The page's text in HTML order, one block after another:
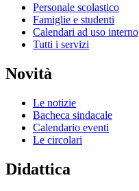
Personale scolastico
Famiglie e studenti
Calendari ad uso interno
Tutti i servizi
Novità
Le notizie
Bacheca sindacale
Calendario eventi
Le circolari
Didattica